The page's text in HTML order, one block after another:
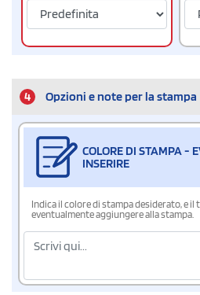
4 Opzioni e note per la stampa
COLORE DI STAMPA -
INSERIRE
Indica il colore di stampa desiderato, e il
eventualmente aggiungere alla stampa.